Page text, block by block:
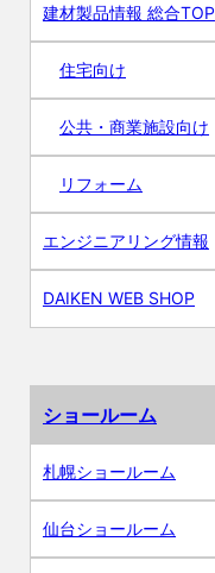
建材製品情報 総合TOP
住宅向け
公共・商業施設向け
リフォーム
エンジニアリング情報
DAIKEN WEB SHOP
ショールーム
札幌ショールーム
仙台ショールーム